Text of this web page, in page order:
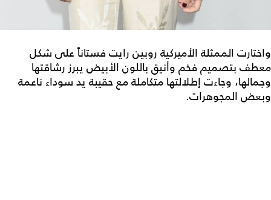
واختارت الممثلة الأميركية روبين رايت فستاناً على شكل
معطف بتصميم فخم وأنيق باللون الأبيض يبرز رشاقتها
وجمالها، وجاءت إطلالتها متكاملة مع حقيبة يد سوداء ناعمة
وبعض المجوهرات.